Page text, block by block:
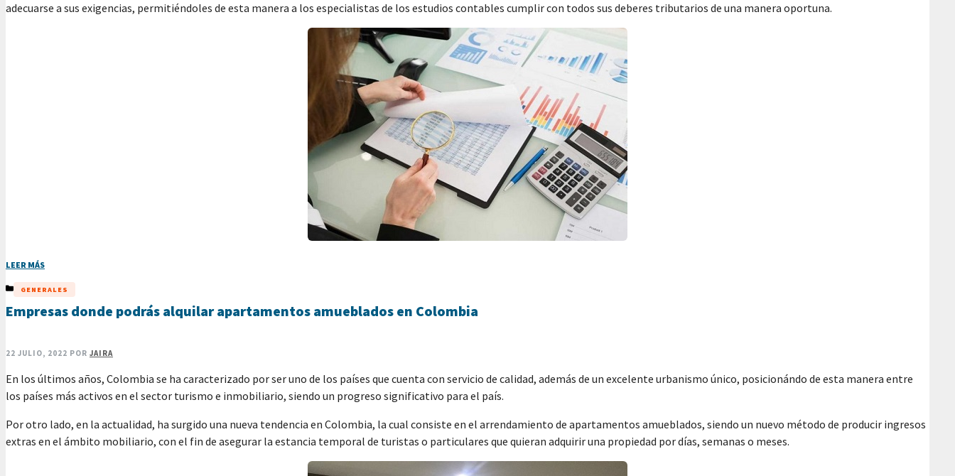
adecuarse a sus exigencias, permitiéndoles de esta manera a los especialistas de los estudios contables cumplir con todos sus deberes tributarios de una manera oportuna.
LEER MÁS
CATEGORÍAS
GENERALES
Empresas donde podrás alquilar apartamentos amueblados en Colombia
22 JULIO, 2022 POR JAIRA
En los últimos años, Colombia se ha caracterizado por ser uno de los países que cuenta con servicio de calidad, además de un excelente urbanismo único, posicionándo de esta manera entre
los países más activos en el sector turismo e inmobiliario, siendo un progreso significativo para el país.
Por otro lado, en la actualidad, ha surgido una nueva tendencia en Colombia, la cual consiste en el arrendamiento de apartamentos amueblados, siendo un nuevo método de producir ingresos
extras en el ámbito mobiliario, con el fin de asegurar la estancia temporal de turistas o particulares que quieran adquirir una propiedad por días, semanas o meses.